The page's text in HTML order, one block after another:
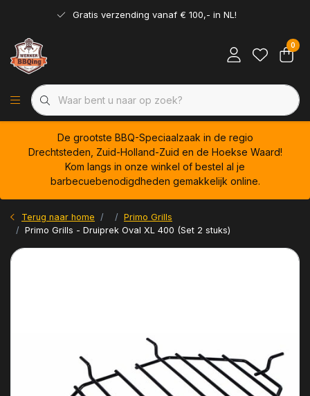
Gratis verzending vanaf € 100,- in NL!
0
De grootste BBQ-Speciaalzaak in de regio
Drechtsteden, Zuid-Holland-Zuid en de Hoekse Waard!
Kom langs in onze winkel of bestel al je
barbecuebenodigdheden gemakkelijk online.
Terug naar home
Primo Grills
Primo Grills - Druiprek Oval XL 400 (Set 2 stuks)